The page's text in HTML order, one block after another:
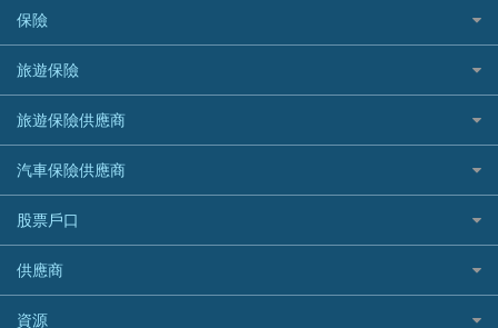
緊急貸款比較
最佳小額貸款比較
易批必批貸款
24小時貸款
最佳循環貸款
DSB 大新銀行
HSBC 滙豐銀行貸款
K Cash 貸款
Mox 銀行
National Resources 中潤物業按揭
OCBC 華僑銀行
PrimeCredit 安信信貸
Promise 邦民日本財務
債務重組一覽
供樓利息扣稅
最佳貸款app
日本遊信用卡攻略
韓國遊信用卡攻略
台灣遊信用卡攻略
機場貴賓室信用卡
銀聯信用卡
高獎賞信用卡推薦
酒店信用卡
HSBC滙豐銀行
Mox
信銀國際
大新銀行
恒生銀行
Standard Chartered渣打銀行
東亞銀行
SIM
一田購物優惠日
SOGO感謝祭
HKTVmall優惠碼
交稅優惠
酒店優惠碼
機票優惠碼
八達通自動增值信用卡
保險
旅遊保險
汽車保險
家居保險
家傭保險
寵物保險
定期人壽保險
危疾保險
年金資訊
樓宇火險
旅遊保險
日本旅遊保險及資訊
泰國旅遊保險及資訊
台灣旅遊保險及資訊
韓國旅遊保險及資訊
歐洲旅遊保險及資訊
越南旅遊保險及資訊
澳洲旅遊保險及資訊
旅遊保險供應商
AXA 安盛
AIG 美亞
Allianz 安聯
Allied World 世聯
Avo
汽車保險供應商
大新汽車保險
中銀汽車保險
Allianz安聯汽車保險
bolttech保障汽車保險
股票戶口
富途證券
IB盈透證券
供應商
富途牛牛好唔好？
資源